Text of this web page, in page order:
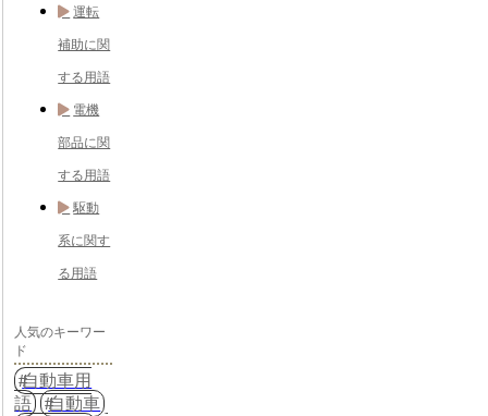
運転
補助に関
する用語
電機
部品に関
する用語
駆動
系に関す
る用語
人気のキーワー
ド
自動車用
語
自動車